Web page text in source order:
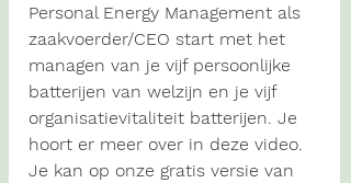
Personal Energy Management als
zaakvoerder/CEO start met het
managen van je vijf persoonlijke
batterijen van welzijn en je vijf
organisatievitaliteit batterijen. Je
hoort er meer over in deze video.
Je kan op onze gratis versie van